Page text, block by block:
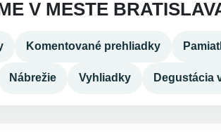
V MESTE
Komentované prehliadky
Nábrežie Vyhliadky Degustácia